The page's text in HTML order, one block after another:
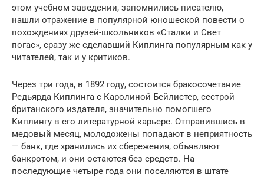
этом учебном заведении, запомнились писателю,
нашли отражение в популярной юношеской повести о
похождениях друзей-школьников «Сталки и Свет
погас», сразу же сделавший Киплинга популярным как у
читателей, так и у критиков.
Через три года, в 1892 году, состоится бракосочетание
Редьярда Киплинга с Каролиной Бейлистер, сестрой
британского издателя, значительно помогшего
Киплингу в его литературной карьере. Отправившись в
медовый месяц, молодожены попадают в неприятность
— банк, где хранились их сбережения, объявляют
банкротом, и они остаются без средств. На
последующие четыре года они поселяются в штате